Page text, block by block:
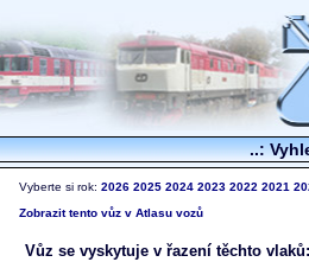
..:
Vyberte si rok: 2026 2025 2024 2023 2022 2021
Zobrazit tento vůz v Atlasu vozů
Vůz se vyskytuje v řazení těchto vlaků: